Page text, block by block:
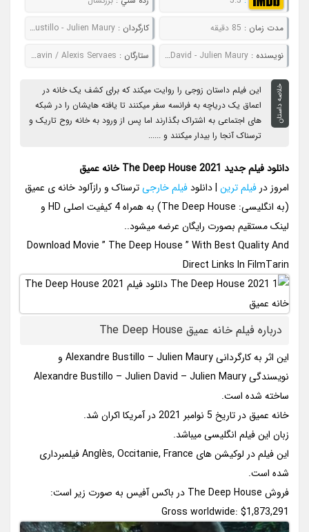
مدت زمان : 85 دقیقه کارگردان : Alexandre Bustillo - Julien Maury
نويسنده :Alexandre Bustillo - Julien David - Julien Maury ستارگان : Camille Rowe / James Jagger / Eric Savin / Alexis Servaes
خلاصه داستان
این فیلم داستان زوجی را روایت میکند که برای کشف یک خانه در
اعماق یک دریاچه به فرانسه سفر میکنند تا یافته هایشان را در شبکه
های اجتماعی به اشتراک بگذارند اما پس از ورود به خانه روح تاریک و
ترسناک آنجا را بیدار میکنند و ......
دانلود فیلم جدید The Deep House 2021 خانه عمیق
امروز درفیلم ترین | دانلودفیلم خارجیترسناک و رازآلود خانه ی عمیق
(به انگلیسی: The Deep House) به همراه 4 کیفیت اصلی HD و
لینک مستقیم بصورت رایگان عرضه میشود..
Download Movie ” The Deep House ” With Best Quality And
Direct Links In FilmTarin
درباره فیلم خانه عمیق The Deep House
این اثر به کارگردانی Alexandre Bustillo – Julien Maury و
نویسندگی Alexandre Bustillo – Julien David – Julien Maury
ساخته شده است.
خانه عمیق در تاریخ 5 نوامبر 2021 در آمریکا اکران شد.
زبان این فیلم انگلیسی میباشد.
این فیلم در لوکیشن های Anglès, Occitanie, France فیلمبرداری
شده است.
فروش The Deep House در باکس آفیس به صورت زیر است:
Gross worldwide: $1,873,291